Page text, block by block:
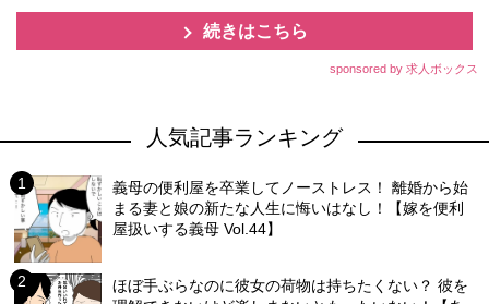
続きはこちら
sponsored by 求人ボックス
人気記事ランキング
義母の便利屋を卒業してノーストレス！ 離婚から始
まる妻と娘の新たな人生に悔いはなし！【嫁を便利
屋扱いする義母 Vol.44】
ほぼ手ぶらなのに彼女の荷物は持ちたくない？ 彼を